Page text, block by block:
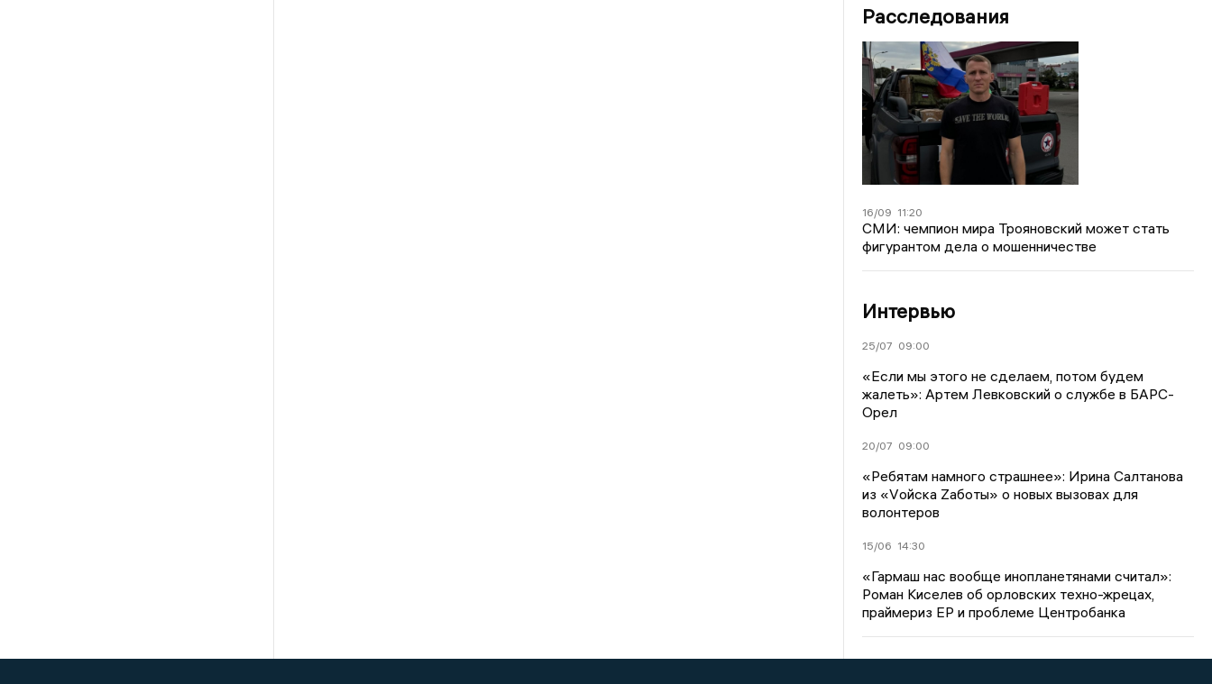
Расследования
16/09 11:20
СМИ: чемпион мира Трояновский может стать
фигурантом дела о мошенничестве
Интервью
25/07 09:00
«Если мы этого не сделаем, потом будем
жалеть»: Артем Левковский о службе в БАРС-
Орел
20/07 09:00
«Ребятам намного страшнее»: Ирина Салтанова
из «Vойска Zаботы» о новых вызовах для
волонтеров
15/06 14:30
«Гармаш нас вообще инопланетянами считал»:
Роман Киселев об орловских техно-жрецах,
праймериз ЕР и проблеме Центробанка